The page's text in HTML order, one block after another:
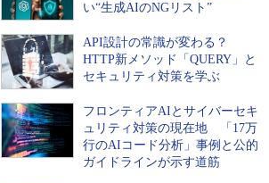
い“生成AIのNGリスト”
API設計の常識が変わる？
HTTP新メソッド「QUERY」と
セキュリティ対策を学ぶ
フロンティアAIとサイバーセキ
ュリティ対策の現在地 「17万
行のAIコード分析」事例と公的
ガイドラインが示す道筋